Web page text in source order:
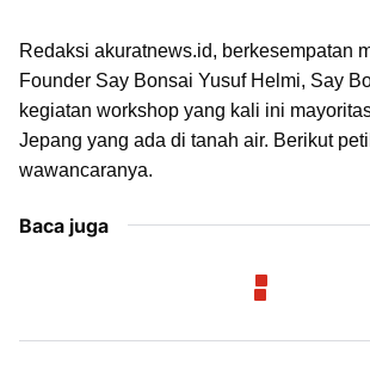
Redaksi akuratnews.id, berkesempatan
Founder Say Bonsai Yusuf Helmi, Say
kegiatan workshop yang kali ini
Jepang yang ada di tanah air. Berikut
wawancaranya.
Baca juga